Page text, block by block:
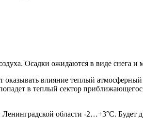
Осадки ожидаются в виде снега
влияние теплый
в теплый сектор
области -2…+3°С. Будет